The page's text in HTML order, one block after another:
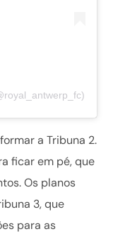
a Tribuna 2.
ficar em pé, que
Os planos
3, que
para as